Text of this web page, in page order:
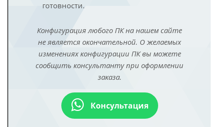
готовности.
Конфигурация любого ПК на нашем сайте
не является окончательной. О желаемых
изменениях конфигурации ПК вы можете
сообщить консультанту при оформлении
заказа.
Консультация